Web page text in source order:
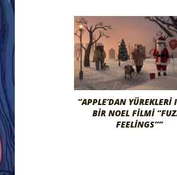
“APPLE’DAN YÜREKLERI
BIR NOEL FILMI
FEELINGS””